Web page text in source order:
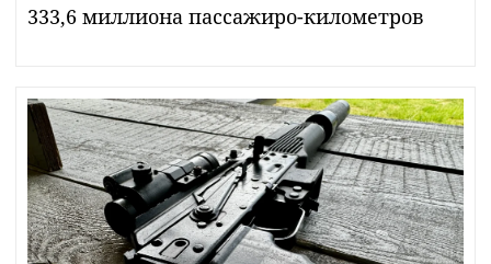
333,6 миллиона пассажиро-километров